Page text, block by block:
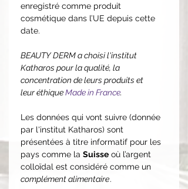
enregistré comme produit
cosmétique dans l’UE depuis cette
date.
BEAUTY DERM a choisi l'institut
Katharos pour la qualité, la
concentration de leurs produits et
leur éthiqueMade in France.
Les données qui vont suivre (donnée
par l'institut Katharos) sont
présentées à titre informatif pour les
pays comme la Suisse où l’argent
colloïdal est considéré comme un
complément alimentaire.